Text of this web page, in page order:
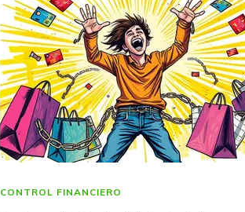
CONTROL FINANCIERO